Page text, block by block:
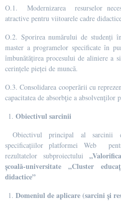
O.1.
Modernizarea resurselor
atractive pentru viitoarele cadre
O.2. Sporirea numărului de studenți
master a programelor specificate în
îmbunătățirea procesului de aliniere a
cerințele pieței de muncă.
O.3.Consolidarea cooperării cu
capacitatea de absorbţie a absolvenţilor
Obiectivul sarcinii
Obiectivul principal al sarcinii
specificațiilor platformei Web
rezultatelor subproiectului
școală-universitate „Cluster
didactice”
Domeniul de aplicare (sarcini și